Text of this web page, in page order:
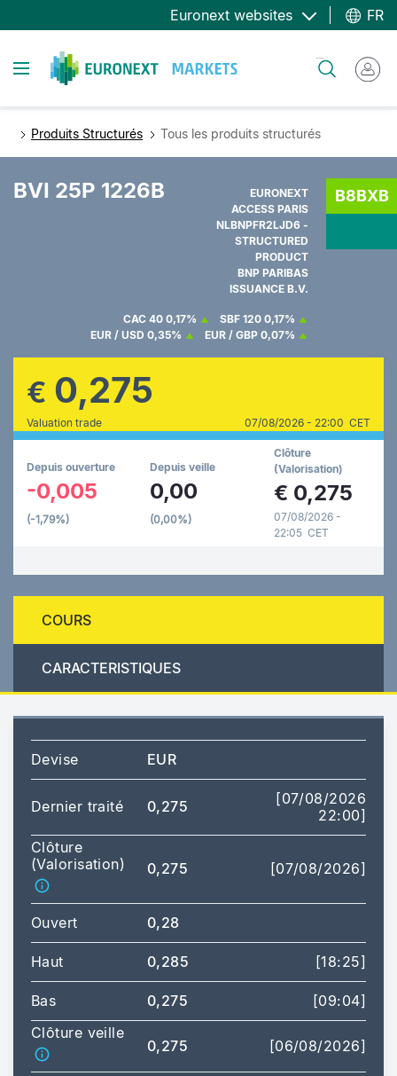
au
principal
Euronext websites FR
Toggle navigation
Produits Structurés Tous les produits structurés
BVI 25P 1226B
EURONEXT
ACCESS PARIS
NLBNPFR2LJD6 -
STRUCTURED
PRODUCT
BNP PARIBAS
ISSUANCE B.V.
B8BXB
CAC 40 0,17% SBF 120 0,17%
EUR / USD 0,35% EUR / GBP 0,07%
€ 0,275
Valuation trade 07/08/2026 - 22:00 CET
Depuis ouverture
-0,005
(-1,79%)
Depuis veille
0,00
(0,00%)
Clôture
(Valorisation)
€ 0,275
07/08/2026 -
22:05 CET
COURS
CARACTERISTIQUES
Devise EUR
Dernier traité 0,275
[07/08/2026
22:00]
Clôture
(Valorisation)
0,275 [07/08/2026]
Ouvert 0,28
Haut 0,285 [18:25]
Bas 0,275
[09:04]
Clôture veille
0,275 [06/08/2026]